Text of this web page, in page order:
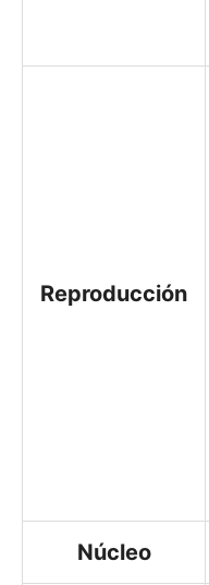
Reproducción
Núcleo